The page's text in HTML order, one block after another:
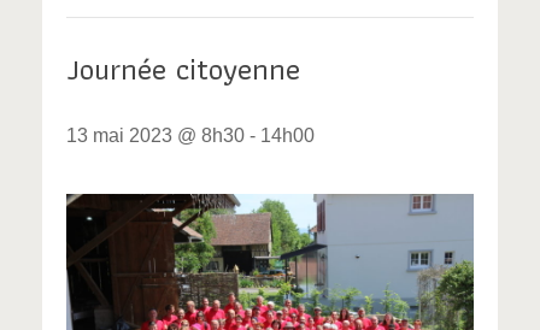
Journée citoyenne
13 mai 2023 @ 8h30 - 14h00